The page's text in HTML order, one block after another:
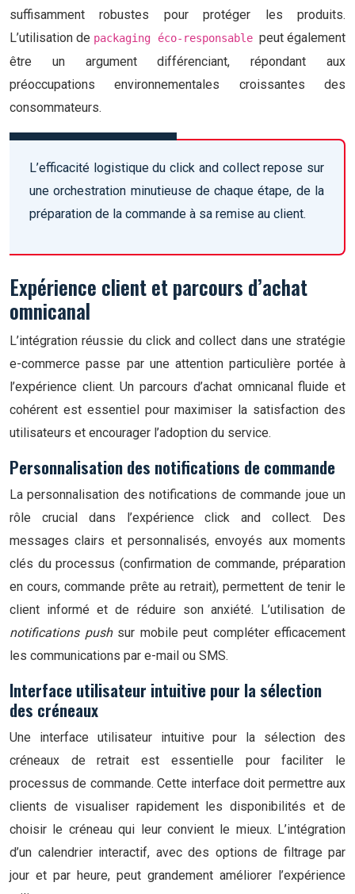
suffisamment robustes pour protéger les produits.
L’utilisation de packaging éco-responsable peut également
être un argument différenciant, répondant aux
préoccupations environnementales croissantes des
consommateurs.
L’efficacité logistique du click and collect repose sur
une orchestration minutieuse de chaque étape, de la
préparation de la commande à sa remise au client.
Expérience client et parcours d’achat
omnicanal
L’intégration réussie du click and collect dans une stratégie
e-commerce passe par une attention particulière portée à
l’expérience client. Un parcours d’achat omnicanal fluide et
cohérent est essentiel pour maximiser la satisfaction des
utilisateurs et encourager l’adoption du service.
Personnalisation des notifications de commande
La personnalisation des notifications de commande joue un
rôle crucial dans l’expérience click and collect. Des
messages clairs et personnalisés, envoyés aux moments
clés du processus (confirmation de commande, préparation
en cours, commande prête au retrait), permettent de tenir le
client informé et de réduire son anxiété. L’utilisation de
notifications push sur mobile peut compléter efficacement
les communications par e-mail ou SMS.
Interface utilisateur intuitive pour la sélection
des créneaux
Une interface utilisateur intuitive pour la sélection des
créneaux de retrait est essentielle pour faciliter le
processus de commande. Cette interface doit permettre aux
clients de visualiser rapidement les disponibilités et de
choisir le créneau qui leur convient le mieux. L’intégration
d’un calendrier interactif, avec des options de filtrage par
jour et par heure, peut grandement améliorer l’expérience